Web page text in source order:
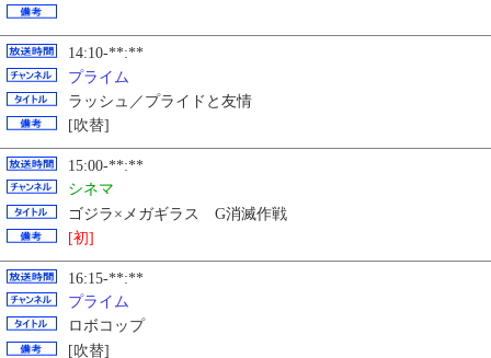
14:10-**:**
プライム
ラッシュ／プライドと友情
[吹替]
15:00-**:**
シネマ
ゴジラ×メガギラス G消滅作戦
[初]
16:15-**:**
プライム
ロボコップ
[吹替]